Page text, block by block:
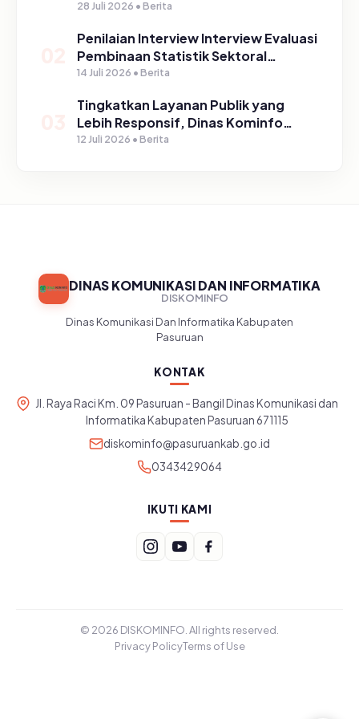
Program TIRTA PELITA di Desa
28 Juli 2026 • Berita
Penilaian Interview Interview Evaluasi
Pembinaan Statistik Sektoral
Kabupaten Pasuruan
14 Juli 2026 • Berita
Tingkatkan Layanan Publik yang
Lebih Responsif, Dinas Kominfo
Gelar Sosialisasi SP4N Lapor di
12 Juli 2026 • Berita
DINAS KOMUNIKASI DAN INFORMATIKA
DISKOMINFO
Dinas Komunikasi Dan Informatika Kabupaten
Pasuruan
KONTAK
Jl. Raya Raci Km. 09 Pasuruan - Bangil Dinas Komunikasi dan
Informatika Kabupaten Pasuruan 671115
diskominfo@pasuruankab.go.id
0343429064
IKUTI KAMI
© 2026 DISKOMINFO. All rights reserved.
Privacy PolicyTerms of Use